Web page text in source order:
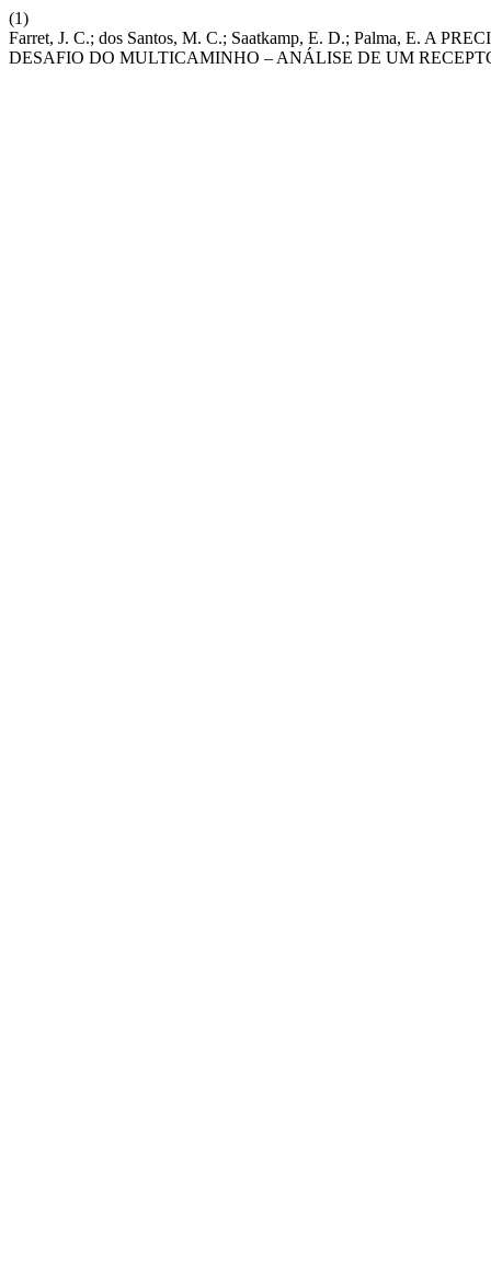
(1)
Farret, J. C.; dos Santos, M. C.; Saatkamp, E. D.; Palma, E. A
DESAFIO DO MULTICAMINHO – ANÁLISE DE UM